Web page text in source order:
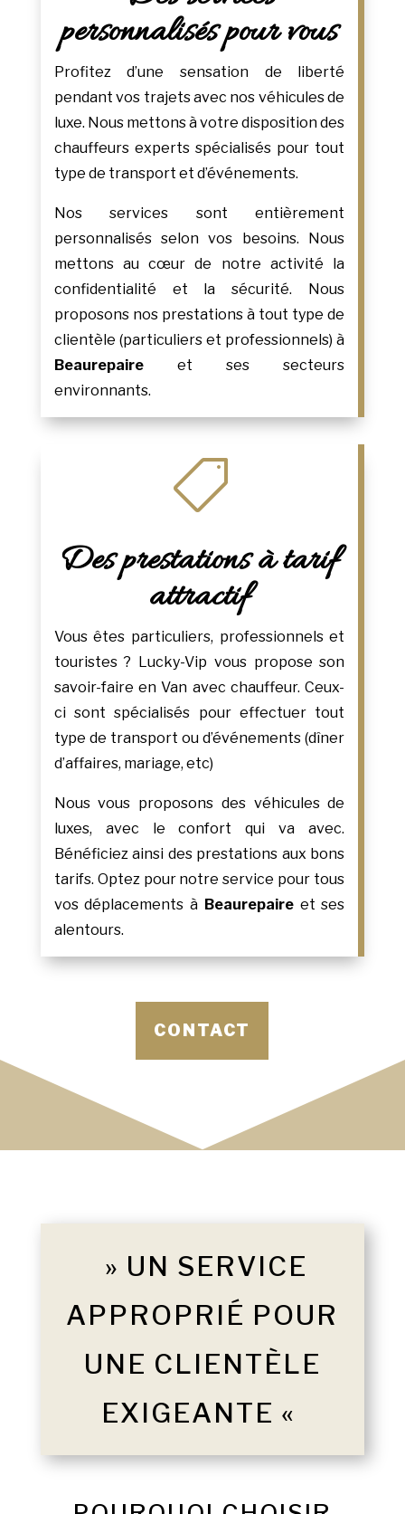
personnalisés pour vous
Profitez d’une sensation de liberté
pendant vos trajets avec nos véhicules de
luxe. Nous mettons à votre disposition des
chauffeurs experts spécialisés pour tout
type de transport et d’événements.
Nos services sont entièrement
personnalisés selon vos besoins. Nous
mettons au cœur de notre activité la
confidentialité et la sécurité. Nous
proposons nos prestations à tout type de
clientèle (particuliers et professionnels) à
Beaurepaireet ses secteurs
environnants.

Des prestations à tarif
attractif
Vous êtes particuliers, professionnels et
touristes ? Lucky-Vip vous propose son
savoir-faire en Van avec chauffeur. Ceux-
ci sont spécialisés pour effectuer tout
type de transport ou d’événements (dîner
d’affaires, mariage, etc)
Nous vous proposons des véhicules de
luxes, avec le confort qui va avec.
Bénéficiez ainsi des prestations aux bons
tarifs. Optez pour notre service pour tous
vos déplacements à Beaurepaireet ses
alentours.
CONTACT
» UN SERVICE
APPROPRIÉ POUR
UNE CLIENTÈLE
EXIGEANTE «